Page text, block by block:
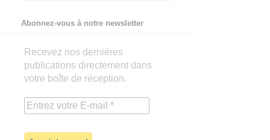
Abonnez-vous à notre newsletter
Recevez nos dernières
publications directement dans
votre boîte de réception.